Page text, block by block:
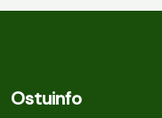
Ostuinfo